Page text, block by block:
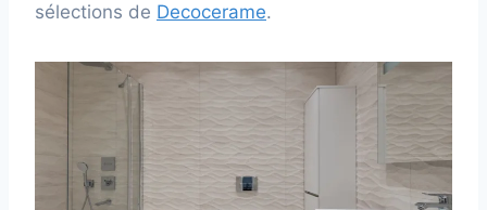
sélections de Decocerame.